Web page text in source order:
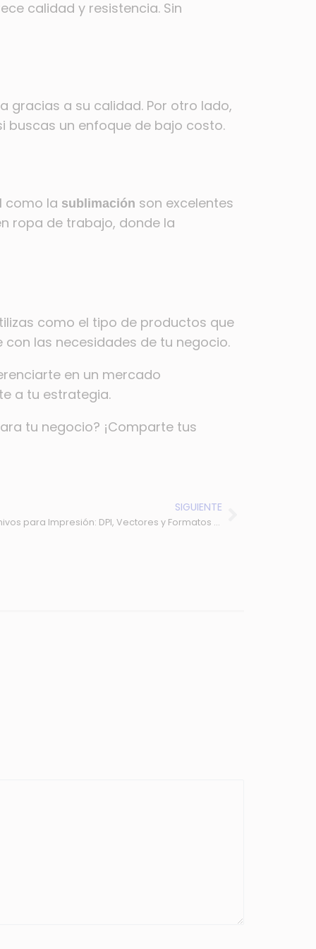
calidad y resistencia. Sin
gracias a su calidad. Por otro lado,
un enfoque de bajo costo.
como la sublimación son excelentes
ropa de trabajo, donde la
como el tipo de productos que
las necesidades de tu negocio.
en un mercado
a tu estrategia.
tu negocio? ¡Comparte tus
SIGUIENTE
Guía Completa para Preparar Archivos para Impresión: DPI, Vectores y Formatos Compatibles